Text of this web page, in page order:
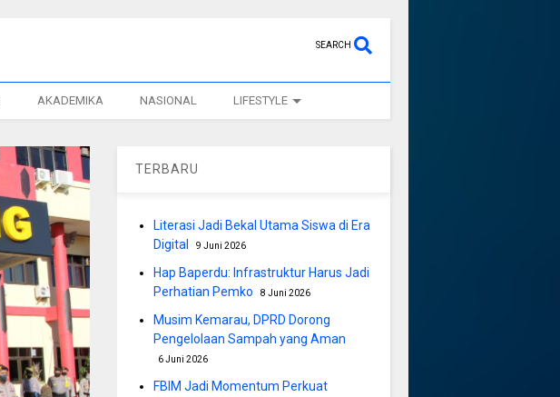
SEARCH
AKADEMIKA NASIONAL LIFESTYLE
TERBARU
Literasi Jadi Bekal Utama Siswa di Era
Digital
9 Juni 2026
Hap Baperdu: Infrastruktur Harus Jadi
Perhatian Pemko
8 Juni 2026
Musim Kemarau, DPRD Dorong
Pengelolaan Sampah yang Aman
6 Juni 2026
FBIM Jadi Momentum Perkuat